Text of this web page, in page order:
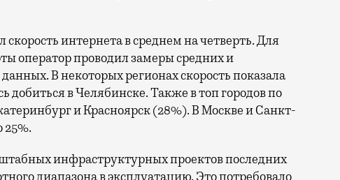
скорость интернета в среднем на четверть. Для
оператор проводил замеры средних и
В некоторых регионах скорость показала
добиться в Челябинске. Также в топ городов по
и Красноярск (28%). В Москве и Санкт-
25%.
инфраструктурных проектов последних
диапазона в эксплуатацию. Это потребовало